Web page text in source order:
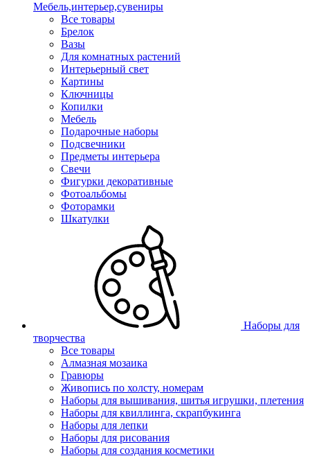
Мебель,интерьер,сувениры
Все товары
Брелок
Вазы
Для комнатных растений
Интерьерный свет
Картины
Ключницы
Копилки
Мебель
Подарочные наборы
Подсвечники
Предметы интерьера
Свечи
Фигурки декоративные
Фотоальбомы
Фоторамки
Шкатулки
Наборы для
творчества
Все товары
Алмазная мозаика
Гравюры
Живопись по холсту, номерам
Наборы для вышивания, шитья игрушки, плетения
Наборы для квиллинга, скрапбукинга
Наборы для лепки
Наборы для рисования
Наборы для создания косметики